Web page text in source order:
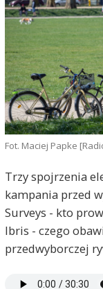
Fot. Maciej Papke
Trzy spojrzenia
kampania przed
Surveys - kto
Ibris - czego
przedwyborczej